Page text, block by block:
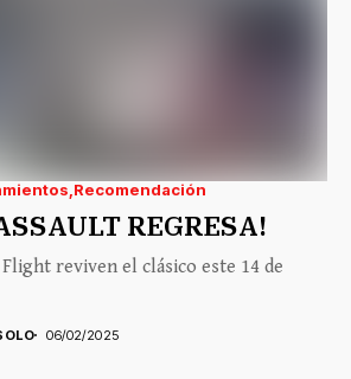
Recomendación
REGRESA!
reviven el clásico este 14 de
06/02/2025